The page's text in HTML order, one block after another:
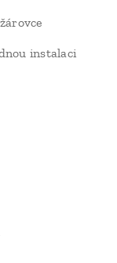
instalaci